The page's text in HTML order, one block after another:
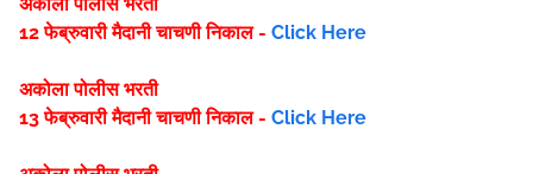
12 फेब्रुवारीमैदानी चाचणी निकाल - Click Here
अकोला पोलीस भरती
13 फेब्रुवारीमैदानी चाचणी निकाल - Click Here